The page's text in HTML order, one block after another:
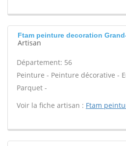
Ftam peinture decoration
Artisan
Département: 56
Peinture - Peinture décorative -
Parquet -
Voir la fiche artisan : Ftam